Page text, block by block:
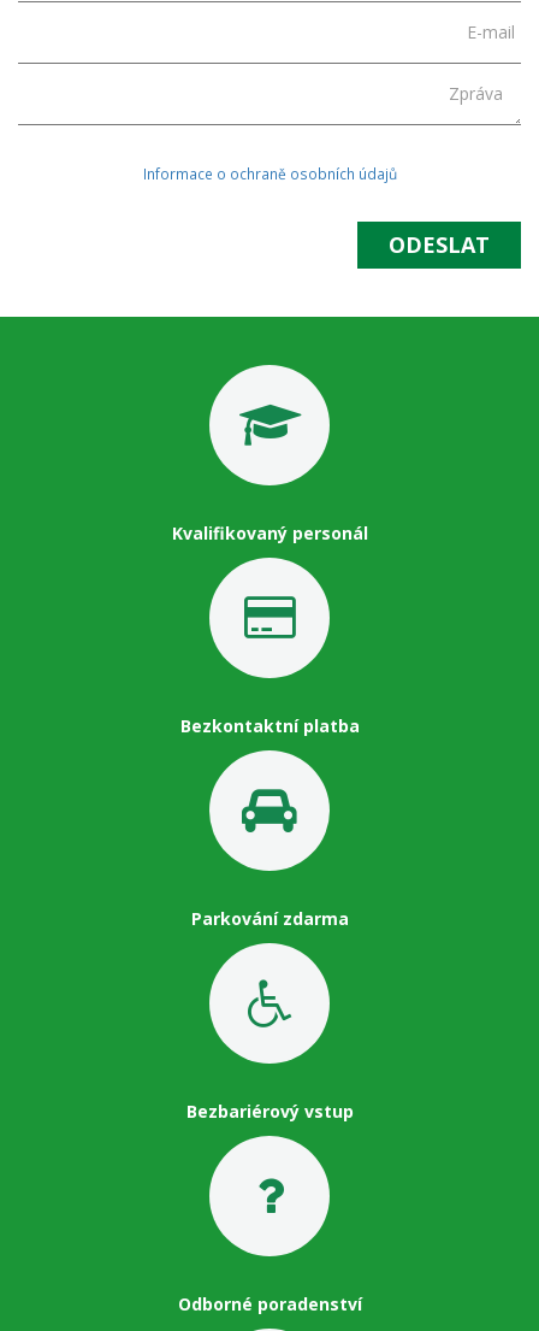
E-mail
Zpráva
Informace o ochraně osobních údajů
ODESLAT
Kvalifikovaný personál
Bezkontaktní platba
Parkování zdarma
Bezbariérový vstup
Odborné poradenství